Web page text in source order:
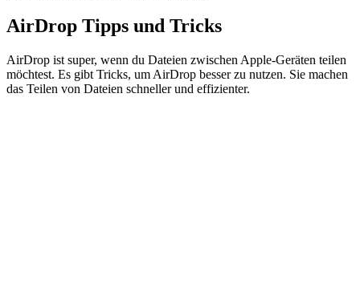
AirDrop Tipps und Tricks
AirDrop ist super, wenn du Dateien zwischen Apple-Geräten teilen
möchtest. Es gibt Tricks, um AirDrop besser zu nutzen. Sie machen
das Teilen von Dateien schneller und effizienter.